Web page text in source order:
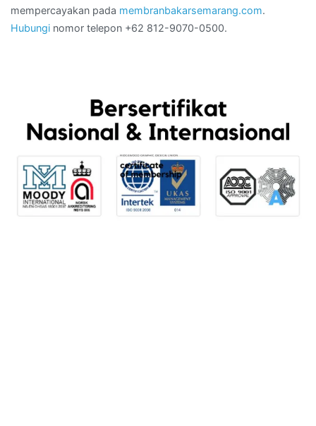
mempercayakan pada membranbakarsemarang.com.
Hubungi nomor telepon +62 812-9070-0500.